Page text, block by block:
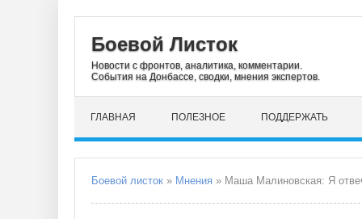
Боевой Листок
Новости с фронтов, аналитика, комментарии.
События на Донбассе, сводки, мнения экспертов.
ГЛАВНАЯ ПОЛЕЗНОЕ ПОДДЕРЖАТЬ
Боевой листок » Мнения » Маша Малиновская: Я